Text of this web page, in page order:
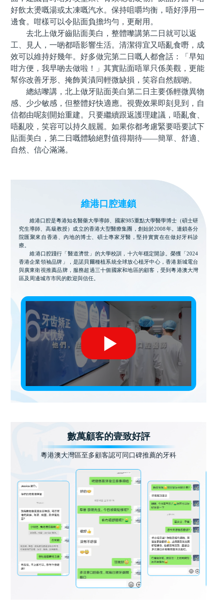
好飲太燙嘅湯或太凍嘅汽水。保持咀嚼均衡，唔好淨用一
邊食。咁樣可以令貼面負擔均勻，更耐用。
去北上做牙齒貼面美白，整體嚟講第二日就可以返
工、見人，一啲都唔影響生活。清潔得宜又唔亂食嘢，成
效可以維持好幾年。好多做完第二日嘅人都會話：「早知
咁方便，我早啲去做啦！」其實貼面唔單只係美觀，更能
幫你改善牙形、掩飾黃漬同輕微缺損，笑容自然靓啲。
總結嚟講，北上做牙貼面美白第二日主要係輕微異物
感、少少敏感，但整體好快適應。視覺效果即刻見到，自
信都由呢刻開始重建。只要繼續跟返護理建議，唔亂食、
唔亂咬，笑容可以持久靓麗。如果你都考慮緊要唔要試下
貼面美白，第二日嘅體驗絕對值得期待——簡單、舒適、
自然、信心滿滿。
維港口腔連鎖
維港口腔是粵港知名醫藥大學導師、國家985重點大學醫學博士（碩士研
究生導師、高級教授）成立的香港大型醫療集團，創始於2008年。連鎖各分
院匯聚來自香港、內地的博士、碩士專家牙醫，堅持實實在在做好牙科診
療。
維港口腔踐行「醫道濟世」的大學校訓，十六年穩定開診。榮獲「2024
香港企業領袖品牌」，是諾貝爾種植系統全球放心植牙中心，香港新城電台
與廣東衛視推薦品牌，服務超過三十個國家和地區的顧客，受到粵港澳大灣
區及周邊城市市民的歡迎與信任。
數萬顧客的壹致好評
粵港澳大灣區至多顧客認可同口碑推薦的牙科